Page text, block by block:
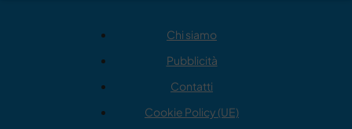
Chi siamo
Pubblicità
Contatti
Cookie Policy (UE)